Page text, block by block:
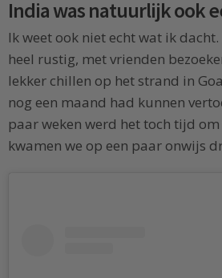
India was natuurlijk ook
Ik weet ook niet echt wat ik
heel rustig, met vrienden
lekker chillen op het strand in
nog een maand had kunnen
paar weken werd het toch tijd
kwamen we op een paar onwijs